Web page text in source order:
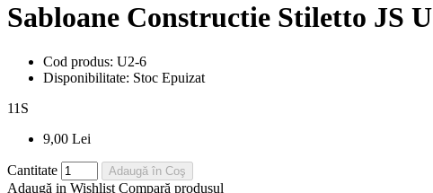
Sabloane Constructie Stiletto JS
Cod produs: U2-6
Disponibilitate: Stoc Epuizat
11 S
9,00 Lei
Cantitate Adaugă în Coş
Adaugă in Wishlist Compară produsul